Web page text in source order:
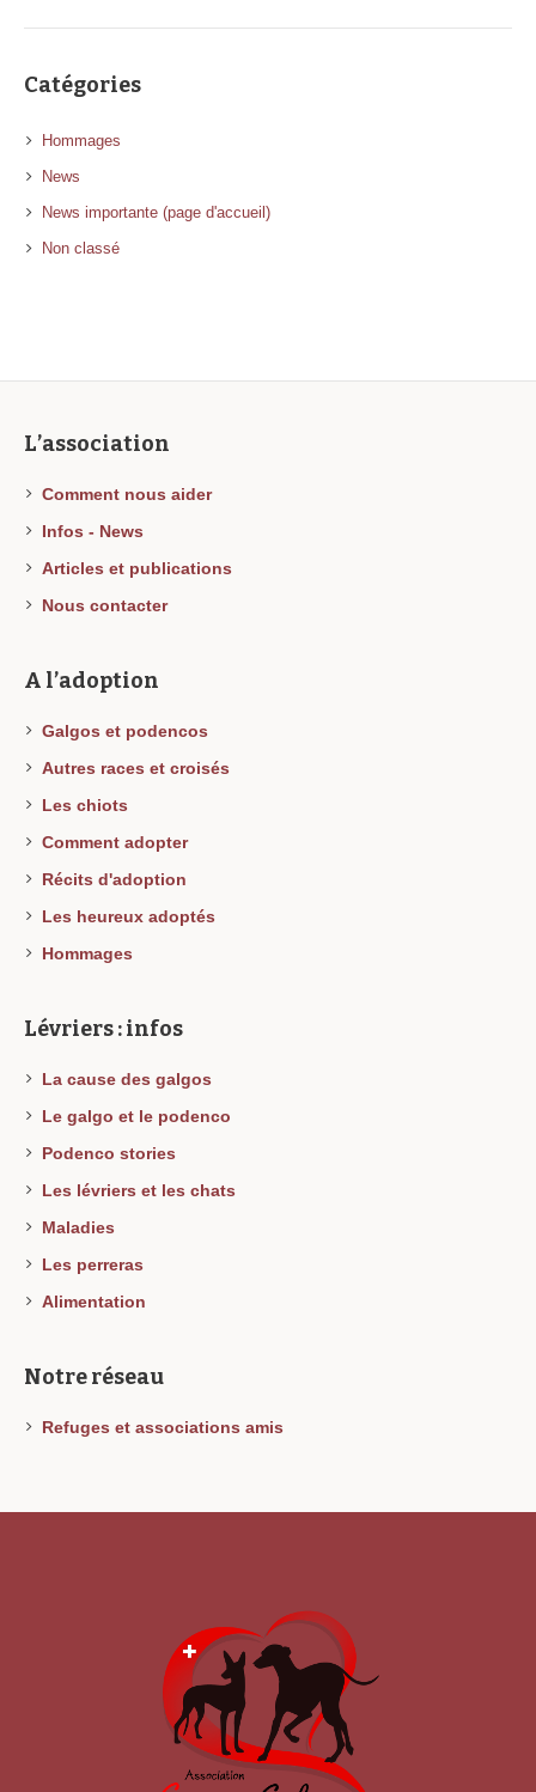
Catégories
Hommages
News
News importante (page d'accueil)
Non classé
L’association
Comment nous aider
Infos - News
Articles et publications
Nous contacter
A l’adoption
Galgos et podencos
Autres races et croisés
Les chiots
Comment adopter
Récits d'adoption
Les heureux adoptés
Hommages
Lévriers : infos
La cause des galgos
Le galgo et le podenco
Podenco stories
Les lévriers et les chats
Maladies
Les perreras
Alimentation
Notre réseau
Refuges et associations amis